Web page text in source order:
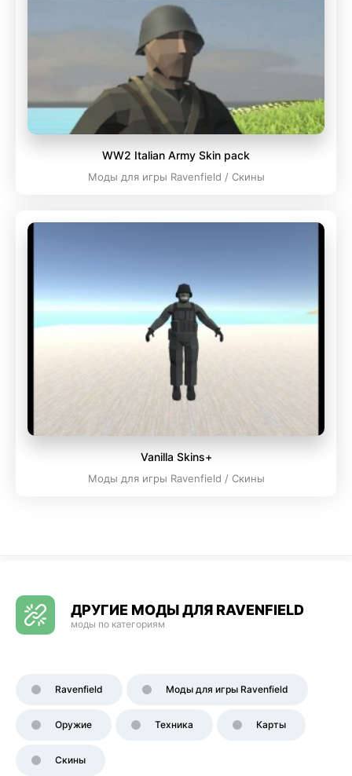
WW2 Italian Army Skin pack
Моды для игры Ravenfield / Скины
Vanilla Skins+
Моды для игры Ravenfield / Скины
ДРУГИЕ МОДЫ ДЛЯ RAVENFIELD
моды по категориям
Ravenfield Моды для игры Ravenfield
Оружие Техника Карты
Скины